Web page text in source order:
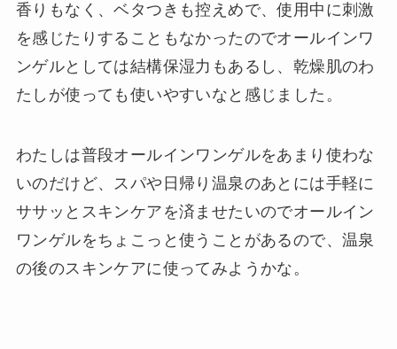
香りもなく、ベタつきも控えめで、使用中に刺激
を感じたりすることもなかったのでオールインワ
ンゲルとしては結構保湿力もあるし、乾燥肌のわ
たしが使っても使いやすいなと感じました。
わたしは普段オールインワンゲルをあまり使わな
いのだけど、スパや日帰り温泉のあとには手軽に
ササッとスキンケアを済ませたいのでオールイン
ワンゲルをちょこっと使うことがあるので、温泉
の後のスキンケアに使ってみようかな。